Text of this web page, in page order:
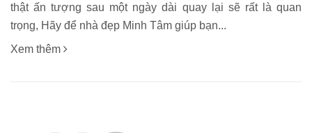
thật ấn tượng sau một ngày dài quay lại sẽ rất là quan
trọng, Hãy để nhà đẹp Minh Tâm giúp bạn...
Xem thêm